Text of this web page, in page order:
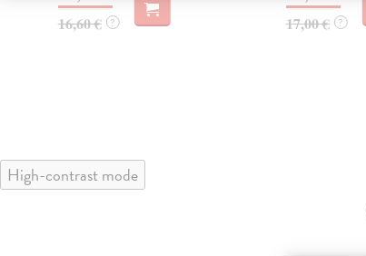
16,60 € ? 17,00 € ?
High-contrast mode